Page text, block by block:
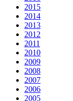
2015
2014
2013
2012
2011
2010
2009
2008
2007
2006
2005